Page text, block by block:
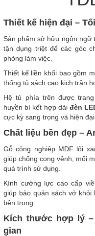
Thiết kế hiện đại –
Sản phẩm sở hữu ngôn ngữ
tận dụng triệt để các góc
phòng làm việc.
Thiết kế liền khối bao gồm
thống tủ sách cao kịch trần
Hệ tủ phía trên được
huyền bí kết hợp dải đèn
cực kỳ sang trọng và hiện đại.
Chất liệu bền đẹp –
Gỗ công nghiệp MDF lõi
giúp chống cong vênh, mối
quá trình sử dụng.
Kính cường lực cao cấp
giúp bảo quản sách vở
bên trong.
Kích thước hợp lý –
gian